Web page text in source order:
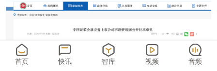
首页 快讯 智库 视频 音频